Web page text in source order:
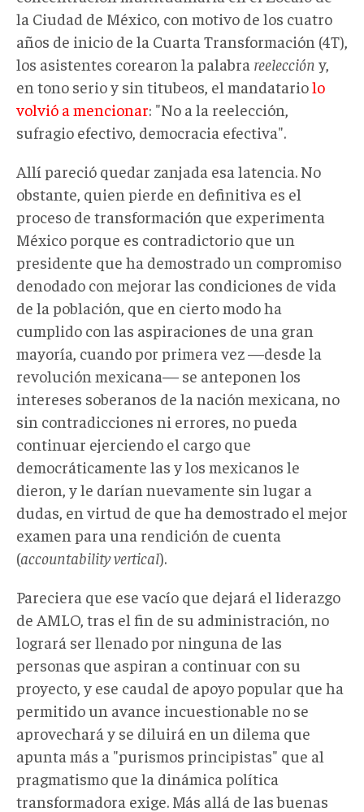
la Ciudad de México, con motivo de los cuatro
años de inicio de la Cuarta Transformación (4T),
los asistentes corearon la palabra reelección y,
en tono serio y sin titubeos, el mandatariolo
volvió a mencionar: "No a la reelección,
sufragio efectivo, democracia efectiva".
Allí pareció quedar zanjada esa latencia. No
obstante, quien pierde en definitiva es el
proceso de transformación que experimenta
México porque es contradictorio que un
presidente que ha demostrado un compromiso
denodado con mejorar las condiciones de vida
de la población, que en cierto modo ha
cumplido con las aspiraciones de una gran
mayoría, cuando por primera vez —desde la
revolución mexicana— se anteponen los
intereses soberanos de la nación mexicana, no
sin contradicciones ni errores, no pueda
continuar ejerciendo el cargo que
democráticamente las y los mexicanos le
dieron, y le darían nuevamente sin lugar a
dudas, en virtud de que ha demostrado el mejor
examen para una rendición de cuenta
(accountability vertical).
Pareciera que ese vacío que dejará el liderazgo
de AMLO, tras el fin de su administración, no
logrará ser llenado por ninguna de las
personas que aspiran a continuar con su
proyecto, y ese caudal de apoyo popular que ha
permitido un avance incuestionable no se
aprovechará y se diluirá en un dilema que
apunta más a "purismos principistas" que al
pragmatismo que la dinámica política
transformadora exige. Más allá de las buenas